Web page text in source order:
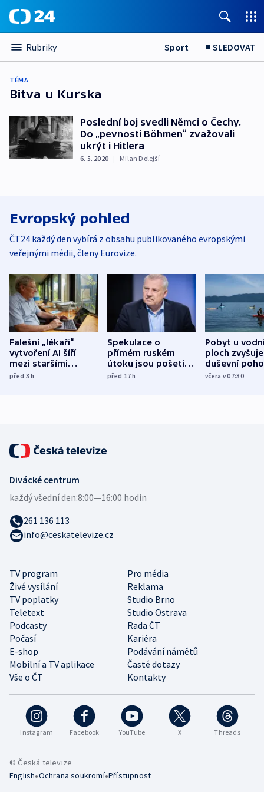
Rubriky Sport SLEDOVAT
TÉMA
Bitva u Kurska
Poslední boj svedli Němci o Čechy.
Do „pevnosti Böhmen“ zvažovali
ukrýt i Hitlera
6. 5. 2020 | Milan Dolejší
Evropský pohled
ČT24 každý den vybírá z obsahu publikovaného evropskými
veřejnými médii, členy Eurovize.
Falešní „lékaři“
vytvoření AI šíří
mezi staršími
Poláky nebezpečné
před 3h
Spekulace o
přímém ruském
útoku jsou pošetilé,
míní estonský
před 17h
Pobyt u
ploch zvyšuje
duševní
ukázala
včera v 07:30
Instagram Facebook YouTube X Threads
TV program
Pro média
Živé vysílání
Reklama
TV poplatky
Studio Brno
Teletext
Studio Ostrava
Podcasty
Rada ČT
Počasí
Kariéra
E-shop
Podávání námětů
Mobilní a TV aplikace
Časté dotazy
Vše o ČT
Kontakty
Divácké centrum
každý všední den:8:00—16:00 hodin
261 136 113
info@ceskatelevize.cz
© Česká televize
English•Ochrana soukromí•Přístupnost